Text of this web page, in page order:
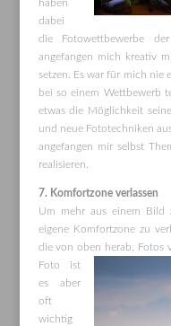
haben
dabei
die Fotowettbewerbe
angefangen mich kreativ
setzen. Es war für mich nie
bei so einem Wettbewerb
etwas die Möglichkeit
und neue Fototechniken
angefangen mir selbst
realisieren.
7. Komfortzone verlassen
Um mehr aus einem Bild
eigene Komfortzone zu
die von oben herab, Fotos
Foto ist
es aber
oft
wichtig